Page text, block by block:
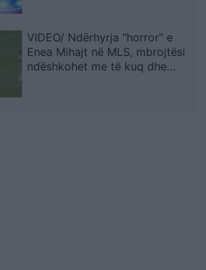
VIDEO/ Ndërhyrja “horror” e
Enea Mihajt në MLS, mbrojtësi
ndëshkohet me të kuq dhe